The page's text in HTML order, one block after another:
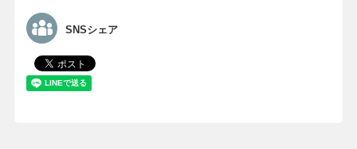
SNSシェア